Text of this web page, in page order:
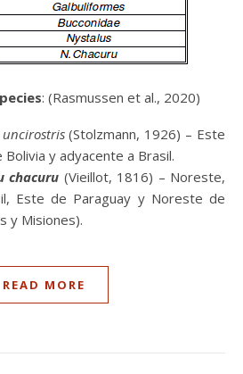
: (Rasmussen et al., 2020)
(Stolzmann, 1926) – Este
y adyacente a Brasil.
chacuru (Vieillot, 1816) – Noreste,
Este de Paraguay y Noreste de
y Misiones).
READ MORE